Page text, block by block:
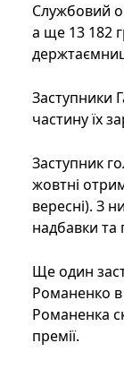
Службовий
а ще 13 182
Заступники
частину їх
Заступник
жовтні
вересні). З
надбавки та
Ще один
Романенко
Романенка
премії.